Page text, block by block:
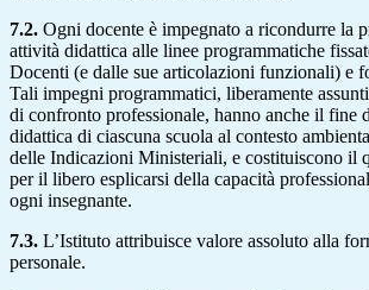
7.2. Ogni docente è impegnato a ricondurre la
attività didattica alle linee programmatiche
Docenti (e dalle sue articolazioni funzionali) e
Tali impegni programmatici, liberamente
di confronto professionale, hanno anche il fine
didattica di ciascuna scuola al contesto
delle Indicazioni Ministeriali, e costituiscono il
per il libero esplicarsi della capacità
ogni insegnante.
7.3. L’Istituto attribuisce valore assoluto alla
personale.